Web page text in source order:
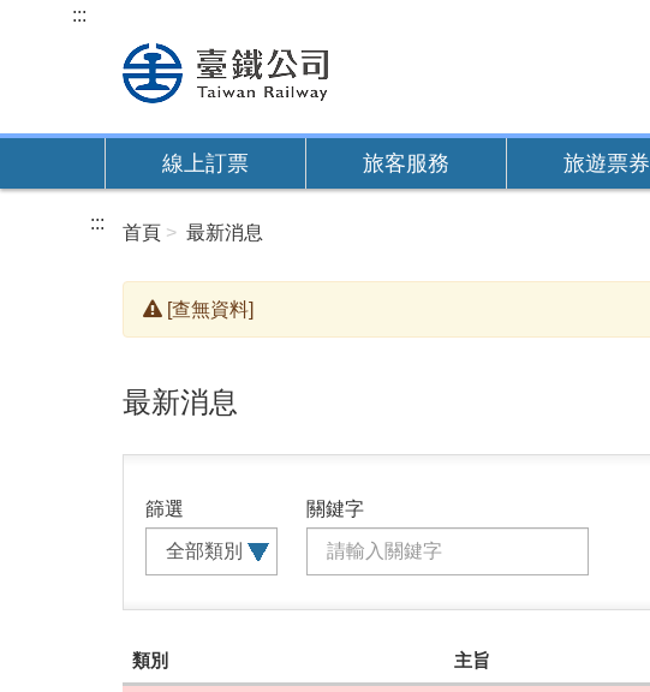
內
:::
線上訂票 旅客服務 旅遊票券
::: 首頁 最新消息
[查無資料]
最新消息
篩選
關鍵字
建
議
類別 主旨